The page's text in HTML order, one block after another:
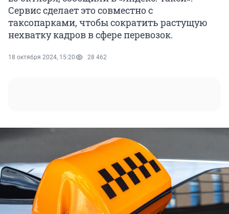
Сервис сделает это совместно с
таксопарками, чтобы сократить растущую
нехватку кадров в сфере перевозок.
18 октября 2024, 15:20 28 462